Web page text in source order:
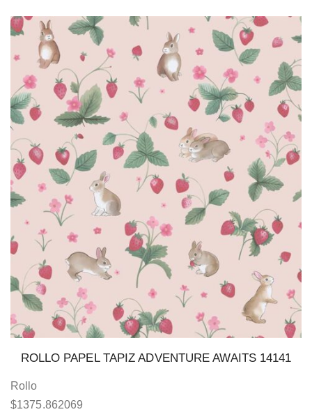
ROLLO PAPEL TAPIZ ADVENTURE AWAITS 14141
Rollo
$1375.862069